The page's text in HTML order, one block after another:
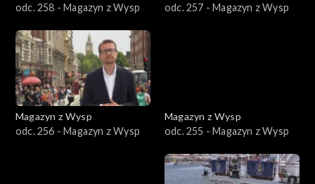
odc. 258 - Magazyn z Wysp
odc. 257 - Magazyn z Wysp
Magazyn z Wysp
odc. 256 - Magazyn z Wysp
Magazyn z Wysp
odc. 255 - Magazyn z Wysp